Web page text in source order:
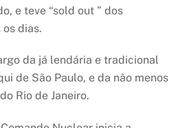
e teve “sold out ” dos
dias.
da já lendária e tradicional
de São Paulo, e da não menos
Rio de Janeiro.